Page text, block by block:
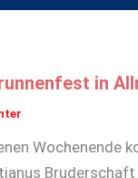
in
Wochenende